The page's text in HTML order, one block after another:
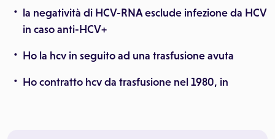
la negatività di HCV-RNA esclude infezione da HCV
in caso anti-HCV+
Ho la hcv in seguito ad una trasfusione avuta
Ho contratto hcv da trasfusione nel 1980, in